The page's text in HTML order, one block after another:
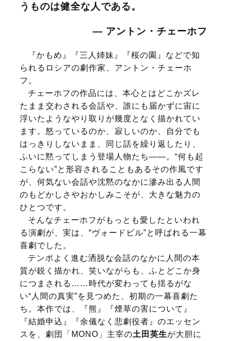
うものは健全な人である。
― アントン・チェーホフ
『かもめ』『三人姉妹』『桜の園』などで知
られるロシアの劇作家、アントン・チェーホ
フ。
チェーホフの作品には、本心とはどこかズレ
たまま交わされる会話や、誰にも届かずに宙に
浮いたようなやり取りが幾度となく描かれてい
ます。怒っているのか、寂しいのか、自分でも
はっきりしないまま、同じ話を繰り返したり、
ふいに黙ってしまう登場人物たち——。“何も起
こらない”と形容されることもあるその作風です
が、何気ない会話や沈黙のなかに滲み出る人間
のもどかしさやおかしみこそが、大きな魅力の
ひとつです。
そんなチェーホフがもっとも愛したといわれ
る演劇が、実は、“ヴォードビル”と呼ばれる一幕
喜劇でした。
テンポよく進む洒脱な会話のなかに人間の本
質が鋭く描かれ、笑いながらも、ふとどこか身
につまされる……時代が変わっても揺るがな
い“人間の真実”を見つめた、初期の一幕喜劇た
ち。本作では、『熊』『煙草の害について』
『結婚申込』『余儀なく悲劇役者』のエッセン
スを、劇団「MONO」主宰の土田英生が大胆に